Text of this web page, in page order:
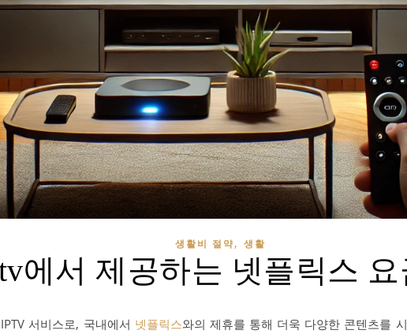
생활비 절약, 생활
에서 제공하는 넷플릭스 요
서비스로, 국내에서 넷플릭스와의 제휴를 통해 더욱 다양한 콘텐츠를